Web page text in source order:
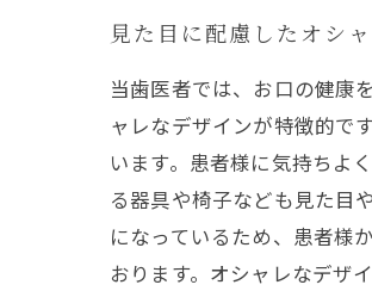
見た目に配慮したオシ
当歯医者では、お口の健康
ャレなデザインが特徴的で
います。患者様に気持ちよ
る器具や椅子なども見た目
になっているため、患者様
おります。オシャレなデザ